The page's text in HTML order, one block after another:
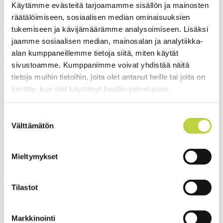
Käytämme evästeitä tarjoamamme sisällön ja mainosten
räätälöimiseen, sosiaalisen median ominaisuuksien
tukemiseen ja kävijämäärämme analysoimiseen. Lisäksi
jaamme sosiaalisen median, mainosalan ja analytiikka-
alan kumppaneillemme tietoja siitä, miten käytät
sivustoamme. Kumppanimme voivat yhdistää näitä
tietoja muihin tietoihin, joita olet antanut heille tai joita on
kerätty, kun olet käyttänyt heidän palvelujaan.
valinta
Välttämätön
Mieltymykset
Tilastot
Markkinointi
keventää työskentelyä
Malli Ego Power+ LBX1000
Jännite 56V
Ilman määrä 1700m3/h
Portaaton + lukittuva säätö + boost-